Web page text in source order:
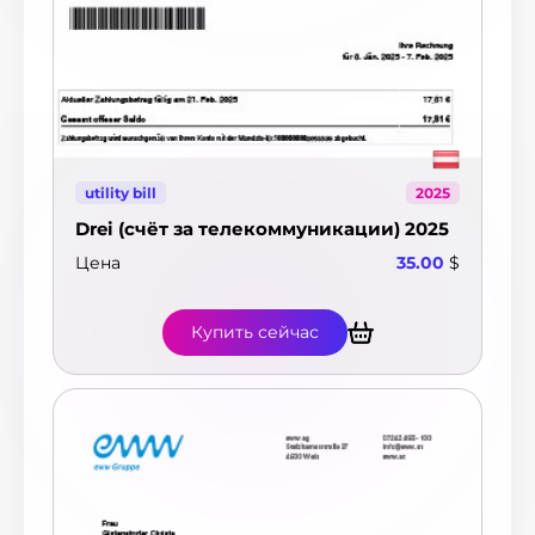
utility bill 2025
Drei (счёт за телекоммуникации) 2025
Цена 35.00 $
Купить сейчас